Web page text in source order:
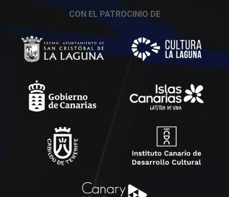
CON EL PATROCINIO DE